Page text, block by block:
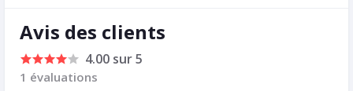
Avis des clients
4.00 sur 5
1 évaluations